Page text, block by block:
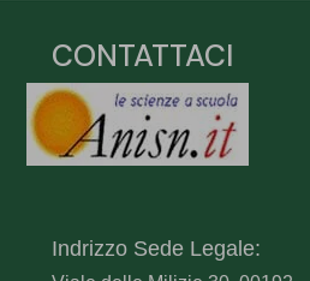
CONTATTACI
Indrizzo Sede Legale: